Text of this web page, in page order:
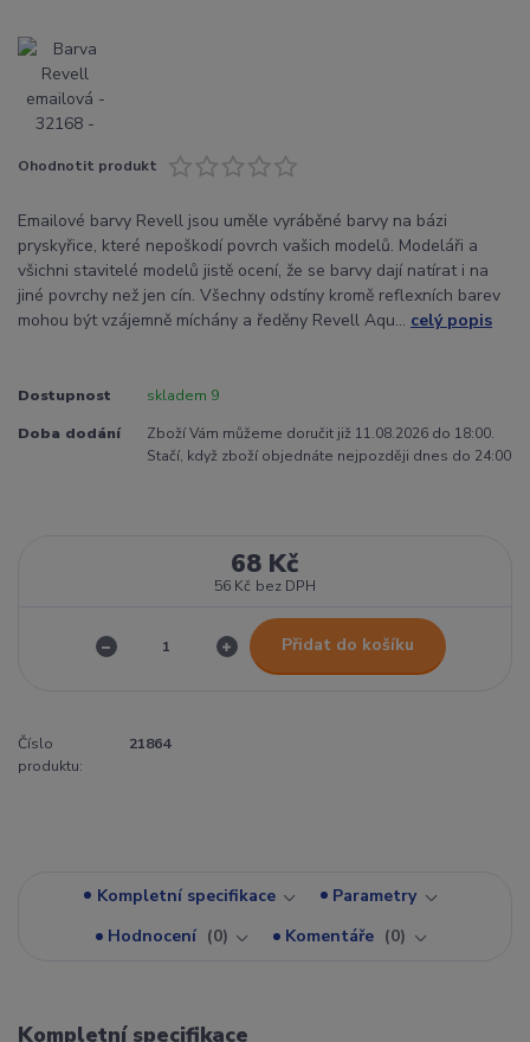
Ohodnotit produkt
Emailové barvy Revell jsou uměle vyráběné barvy na bázi
pryskyřice, které nepoškodí povrch vašich modelů. Modeláři a
všichni stavitelé modelů jistě ocení, že se barvy dají natírat i na
jiné povrchy než jen cín. Všechny odstíny kromě reflexních barev
mohou být vzájemně míchány a ředěny Revell Aqu... celý popis
Dostupnost skladem 9
Doba dodání
Zboží Vám můžeme doručit již 11.08.2026 do 18:00.
Stačí, když zboží objednáte nejpozději dnes do 24:00
68 Kč
56 Kč bez DPH
Přidat do košíku
Číslo
produktu:
21864
Kompletní specifikace
Parametry
Hodnocení
0 Komentáře 0
Kompletní specifikace